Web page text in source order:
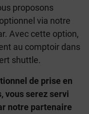
proposons
via notre
Avec cette option,
au comptoir dans
shuttle.
de prise en
vous serez servi
notre partenaire